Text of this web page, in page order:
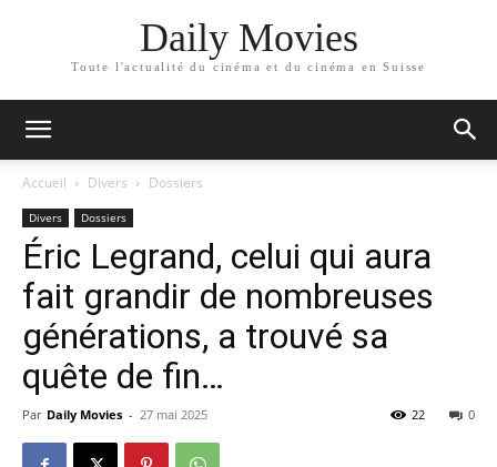
Daily Movies
Toute l'actualité du cinéma et du cinéma en Suisse
Accueil Divers Dossiers
Divers Dossiers
Éric Legrand, celui qui aura
fait grandir de nombreuses
générations, a trouvé sa
quête de fin…
Par Daily Movies - 27 mai 2025 0
22